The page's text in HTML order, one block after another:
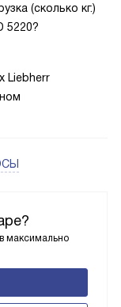
максимально
(сколько кг.)
5220?
Liebherr